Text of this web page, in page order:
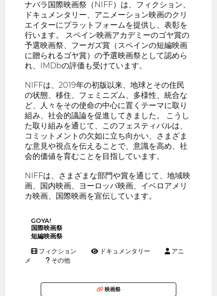
ナバラ国際映画祭（NIFF）は、フィクション、
ドキュメンタリー、アニメーション映画のクリ
エイターにプラットフォームを提供し、表彰を
行います。 スペイン映画アカデミーのゴヤ賞の
予選映画祭、フーガズ賞（スペインの短編映画
に贈られるゴヤ賞）の予選映画祭として認めら
れ、IMDbの評価も受けています。
NIFFは、2019年の初版以来、地球とその住民
の状態、移住、フェミニズム、多様性、統合な
ど、人々をその使命の中心に置くテーマに取り
組み、社会的議論を促進してきました。 こうし
た取り組みを通じて、このフェスティバルは、
コミットメントの欠如に立ち向かい、さまざま
な意見や視点を伝えることで、意識を高め、社
会的価値を育むことを目指しています。
NIFFは、さまざまな部門や賞を通じて、地域映
画、国内映画、ヨーロッパ映画、イベロアメリ
カ映画、国際映画を宣伝しています。
GOYA!
国際映画祭
短編映画祭
フィクション ドキュメンタリー
アニ
メ
その他
映画祭